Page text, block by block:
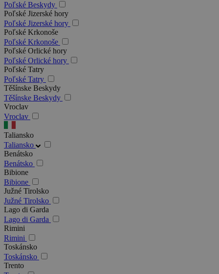
Poľské Beskydy
Poľské Jizerské hory
Poľské Jizerské hory
Poľské Krkonoše
Poľské Krkonoše
Poľské Orlické hory
Poľské Orlické hory
Poľské Tatry
Poľské Tatry
Těšínske Beskydy
Těšínske Beskydy
Vroclav
Vroclav
Taliansko
Taliansko
Benátsko
Benátsko
Bibione
Bibione
Južné Tirolsko
Južné Tirolsko
Lago di Garda
Lago di Garda
Rimini
Rimini
Toskánsko
Toskánsko
Trento